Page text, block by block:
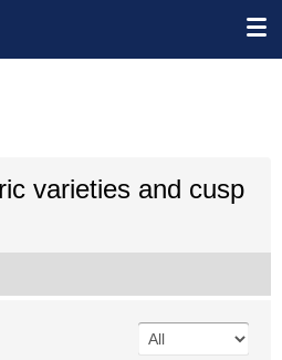
varieties and cusp